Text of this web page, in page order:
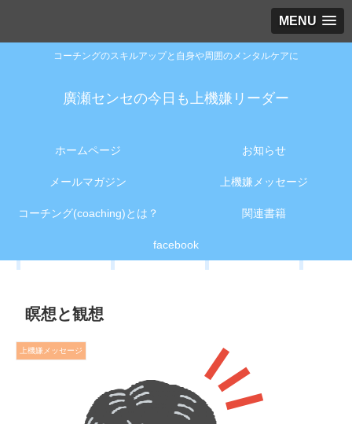
MENU
コーチングのスキルアップと自身や周囲のメンタルケアに
廣瀬センセの今日も上機嫌リーダー
ホームページ お知らせ
メールマガジン 上機嫌メッセージ
コーチング(coaching)とは？ 関連書籍
facebook
瞑想と観想
上機嫌メッセージ